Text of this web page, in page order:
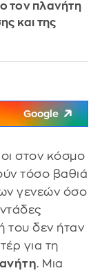
τον πλανήτη
και της
Google
στον κόσμο
τόσο βαθιά
γενεών όσο
του δεν ήταν
για τη
. Μια